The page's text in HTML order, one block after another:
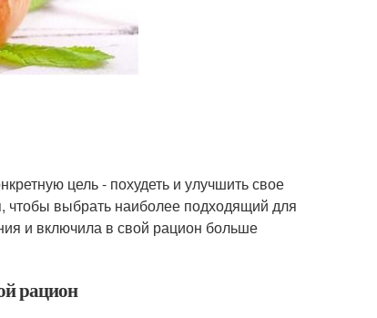
цель - похудеть и улучшить свое
чтобы выбрать наиболее подходящий для
и включила в свой рацион больше
рацион